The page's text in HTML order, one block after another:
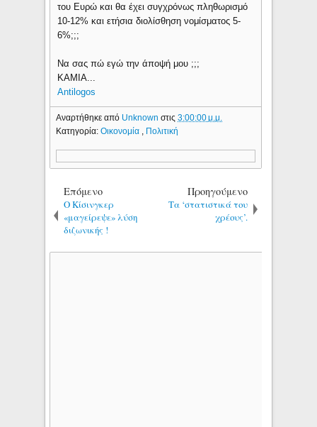
του Ευρώ και θα έχει συγχρόνως πληθωρισμό
10-12% και ετήσια διολίσθηση νομίσματος 5-
6%;;;
Να σας πώ εγώ την άποψή μου ;;;
ΚΑΜΙΑ...
Antilogos
Αναρτήθηκε από Unknownστις3:00:00 μ.μ.
Κατηγορία:Οικονομία Πολιτική
Επόμενο
Ο Κίσινγκερ
«μαγείρεψε» λύση
διζωνικής !
Προηγούμενο
Τα ‘στατιστικά του
χρέους’.